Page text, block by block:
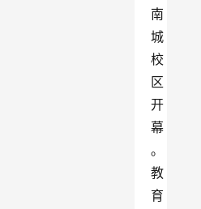
南
城
校
区
开
幕
。
教
育